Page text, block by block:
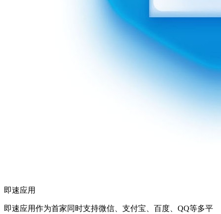
即速应用
即速应用作为首家同时支持微信、支付宝、百度、QQ等多平